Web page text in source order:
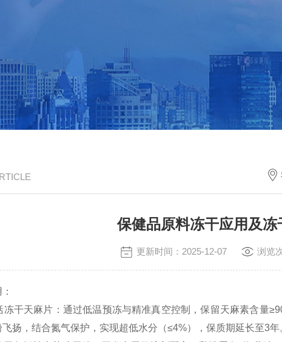
保健品原料冻干应用及冻
更新时间：2025-12-07 浏览
冻干天麻片：通过低温预冻与精准真空控制，保留天麻素含量≥
扬，结合氮气保护，实现超低水分（≤4%），保质期延长至3年